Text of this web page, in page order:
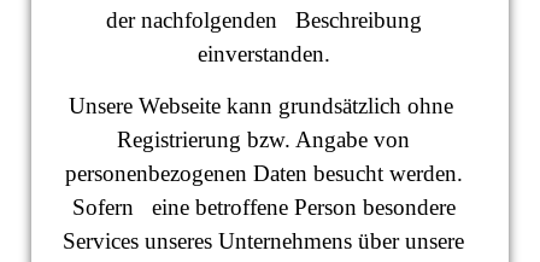
der nachfolgenden Beschreibung
einverstanden.
Unsere Webseite kann grundsätzlich ohne
Registrierung bzw. Angabe von
personenbezogenen Daten besucht werden.
Sofern eine betroffene Person besondere
Services unseres Unternehmens über unsere